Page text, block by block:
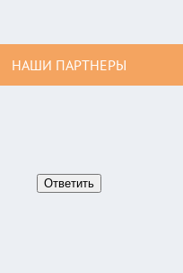
НАШИ ПАРТНЕРЫ